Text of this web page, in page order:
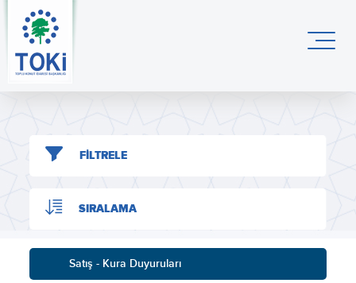
FİLTRELE
SIRALAMA
Satış - Kura Duyuruları